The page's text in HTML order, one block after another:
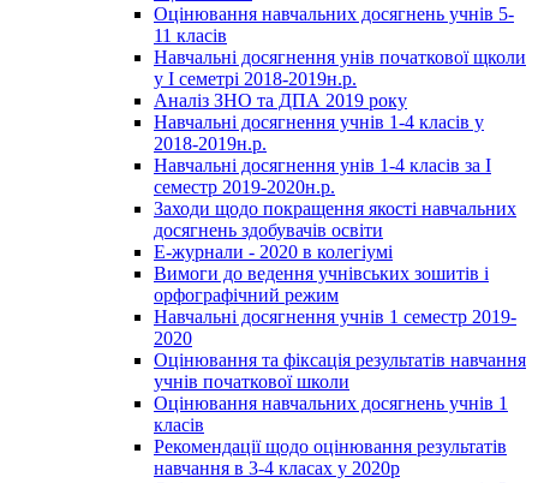
Оцінювання навчальних досягнень учнів 5-
11 класів
Навчальні досягнення унів початкової щколи
у І семетрі 2018-2019н.р.
Аналіз ЗНО та ДПА 2019 року
Навчальні досягнення учнів 1-4 класів у
2018-2019н.р.
Навчальні досягнення унів 1-4 класів за І
семестр 2019-2020н.р.
Заходи щодо покращення якості навчальних
досягнень здобувачів освіти
Е-журнали - 2020 в колегіумі
Вимоги до ведення учнівських зошитів і
орфографічний режим
Навчальні досягнення учнів 1 семестр 2019-
2020
Оцінювання та фіксація результатів навчання
учнів початкової школи
Оцінювання навчальних досягнень учнів 1
класів
Рекомендації щодо оцінювання результатів
навчання в 3-4 класах у 2020р